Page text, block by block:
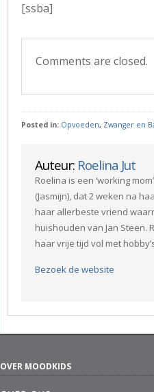
[ssba]
Comments are closed.
Posted in: Opvoeden, Zwanger en
Auteur: Roelina Jut
Roelina is een ‘working
(Jasmijn), dat 2 weken na
haar allerbeste vriend
huishouden van Jan Steen.
haar vrije tijd vol met
Bezoek de website
OVER MOODKIDS